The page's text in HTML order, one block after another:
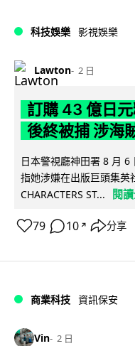
科技娛樂 影視娛樂
Lawton 2 日
訂購 43 億日
後終被捕 涉海
日本警視廳神田署 8 月 6
指她涉嫌在出版巨頭集英
CHARACTERS ST...
閱
79 10 ↗ 分享
商業科技 資訊保安
Vin 2 日